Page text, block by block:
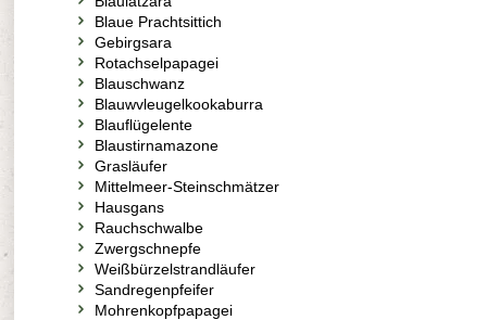
Blaue Prachtsittich
Gebirgsara
Rotachselpapagei
Blauschwanz
Blauwvleugelkookaburra
Blauflügelente
Blaustirnamazone
Grasläufer
Mittelmeer-Steinschmätzer
Hausgans
Rauchschwalbe
Zwergschnepfe
Weißbürzelstrandläufer
Sandregenpfeifer
Mohrenkopfpapagei